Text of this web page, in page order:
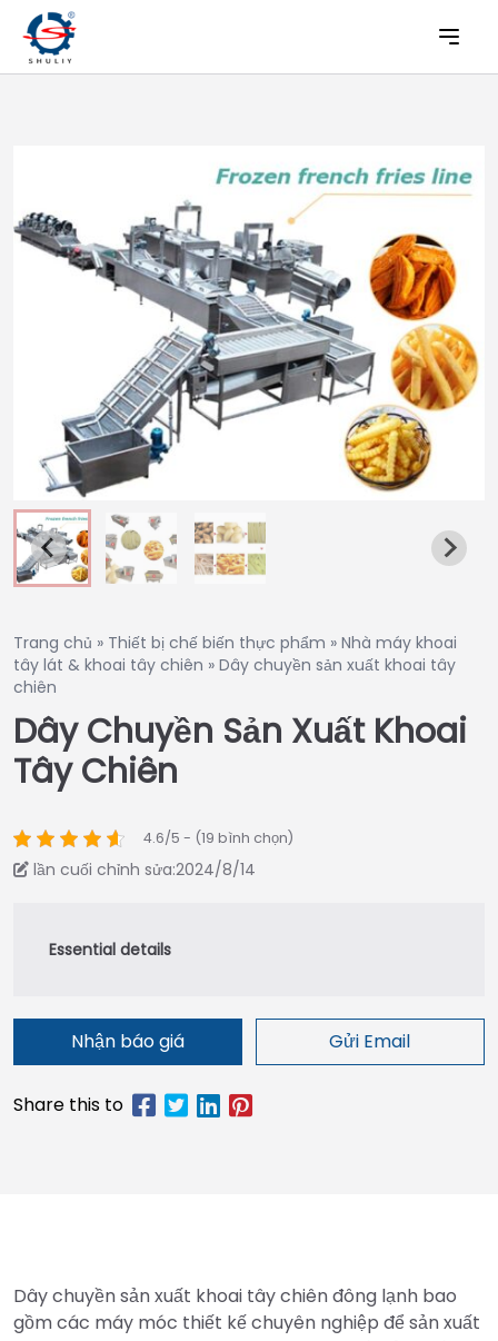
Trang chủ » Thiết bị chế biến thực phẩm » Nhà máy khoai
tây lát & khoai tây chiên » Dây chuyền sản xuất khoai tây
chiên
Dây Chuyền Sản Xuất Khoai
Tây Chiên
4.6/5 - (19 bình chọn)
lần cuối chỉnh sửa:2024/8/14
Nhận báo giá Gửi Email
Dây chuyền sản xuất khoai tây chiên đông lạnh bao
gồm các máy móc thiết kế chuyên nghiệp để sản xuất